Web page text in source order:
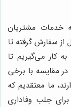
خدمات مشتریان
از سفارش گرفته تا
کار می‌گیریم تا
مقایسه با برخی
ما معتقدیم که
برای جلب وفاداری